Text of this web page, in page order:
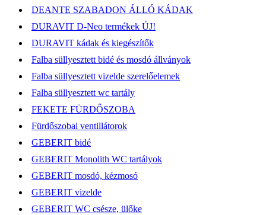
DEANTE SZABADON ÁLLÓ KÁDAK
DURAVIT D-Neo termékek ÚJ!
DURAVIT kádak és kiegészítők
Falba süllyesztett bidé és mosdó állványok
Falba süllyesztett vizelde szerelőelemek
Falba süllyesztett wc tartály
FEKETE FÜRDŐSZOBA
Fürdőszobai ventillátorok
GEBERIT bidé
GEBERIT Monolith WC tartályok
GEBERIT mosdó, kézmosó
GEBERIT vizelde
GEBERIT WC csésze, ülőke